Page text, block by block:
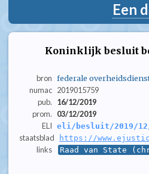
Een
Koninklijk besluit
bron federale
numac 2019015759
pub.
16/12/2019
prom.
03/12/2019
ELI eli/besluit/2019/12/
staatsblad https://
links Raad van State